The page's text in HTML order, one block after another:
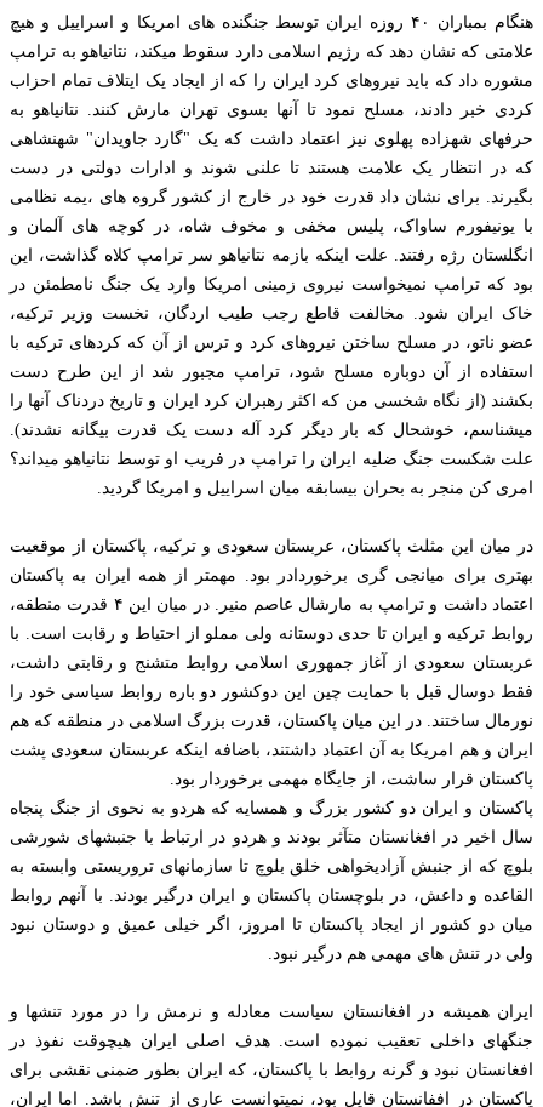
هنگام بمباران ۴۰ روزه ایران توسط جنگنده های امریکا و اسراییل و هیچ
علامتی که نشان دهد که رژیم اسلامی دارد سقوط میکند، نتانیاهو به ترامپ
مشوره داد که باید نیروهای کرد ایران را که از ایجاد یک ایتلاف تمام احزاب
کردی خبر دادند، مسلح نمود تا آنها بسوی تهران مارش کنند. نتانیاهو به
حرفهای شهزاده پهلوی نیز اعتماد داشت که یک "گارد جاویدان" شهنشاهی
که در انتظار یک علامت هستند تا علنی شوند و ادارات دولتی در دست
بگیرند. برای نشان داد قدرت خود در خارج از کشور گروه های ،یمه نظامی
با یونیفورم ساواک، پلیس مخفی و مخوف شاه، در کوچه های آلمان و
انگلستان رژه رفتند. علت اینکه بازمه نتانیاهو سر ترامپ کلاه گذاشت، این
بود که ترامپ نمیخواست نیروی زمینی امریکا وارد یک جنگ نامطمئن در
خاک ایران شود. مخالفت قاطع رجب طیب اردگان، نخست وزیر ترکیه،
عضو ناتو، در مسلح ساختن نیروهای کرد و ترس از آن که کردهای ترکیه با
استفاده از آن دوباره مسلح شود، ترامپ مجبور شد از این طرح دست
بکشند (از نگاه شخسی من که اکثر رهبران کرد ایران و تاریخ دردناک آنها را
میشناسم، خوشحال که بار دیگر کرد آله دست یک قدرت بیگانه نشدند).
علت شکست جنگ ضلیه ایران را ترامپ در فریب او توسط نتانیاهو میداند؟
امری کن منجر به بحران بیسابقه میان اسراییل و امریکا گردید.
در میان این مثلث پاکستان، عربستان سعودی و ترکیه، پاکستان از موقعیت
بهتری برای میانجی گری برخوردادر بود. مهمتر از همه ایران به پاکستان
اعتماد داشت و ترامپ به مارشال عاصم منیر. در میان این ۴ قدرت منطقه،
روابط ترکیه و ایران تا حدی دوستانه ولی مملو از احتیاط و رقابت است. با
عربستان سعودی از آغاز جمهوری اسلامی روابط متشنج و رقابتی داشت،
فقط دوسال قبل با حمایت چین این دوکشور دو باره روابط سیاسی خود را
نورمال ساختند. در این میان پاکستان، قدرت بزرگ اسلامی در منطقه که هم
ایران و هم امریکا به آن اعتماد داشتند، باضافه اینکه عربستان سعودی پشت
پاکستان قرار ساشت، از جایگاه مهمی برخوردار بود.
پاکستان و ایران دو کشور بزرگ و همسایه که هردو به نحوی از جنگ پنجاه
سال اخیر در افغانستان متآثر بودند و هردو در ارتباط با جنبشهای شورشی
بلوچ که از جنبش آزادیخواهی خلق بلوچ تا سازمانهای تروریستی وابسته به
القاعده و داعش، در بلوچستان پاکستان و ایران درگیر بودند. با آنهم روابط
میان دو کشور از ایجاد پاکستان تا امروز، اگر خیلی عمیق و دوستان نبود
ولی در تنش های مهمی هم درگیر نبود.
ایران همیشه در افغانستان سیاست معادله و نرمش را در مورد تنشها و
جنگهای داخلی تعقیب نموده است. هدف اصلی ایران هیچوقت نفوذ در
افغانستان نبود و گرنه روابط با پاکستان، که ایران بطور ضمنی نقشی برای
پاکستان در اففانستان قایل بود، نمیتوانست عاری از تنش باشد. اما ایران،